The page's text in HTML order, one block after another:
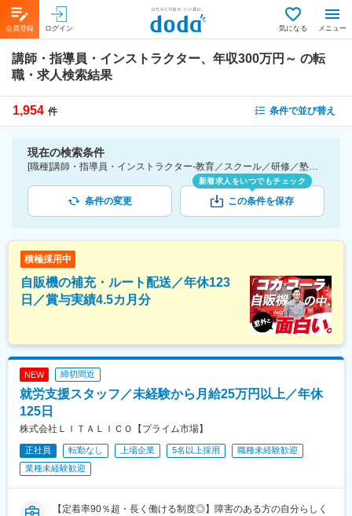
会員登録 ログイン 気になる メニュー
講師・指導員・インストラクター、年収300万円～ の転
職・求人検索結果
1,954 件 条件で並び替え
現在の検索条件
[職種]講師・指導員・インストラクター-教育／スクール／研修／塾講師／専門学校／英会話学校 [年収]300万円～
条件の変更
新着求人をいつでもチェック
この条件を保存
積極採用中
自販機の補充・ルート配送／年休123
日／賞与実績4.5カ月分
NEW 締切間近
就労支援スタッフ／未経験から月給25万円以上／年休
125日
株式会社ＬＩＴＡＬＩＣＯ【プライム市場】
正社員 転勤なし 上場企業 5名以上採用
職種未経験歓迎
業種未経験歓迎
【定着率90％超・長く働ける制度◎】障害のある方の自分らしく